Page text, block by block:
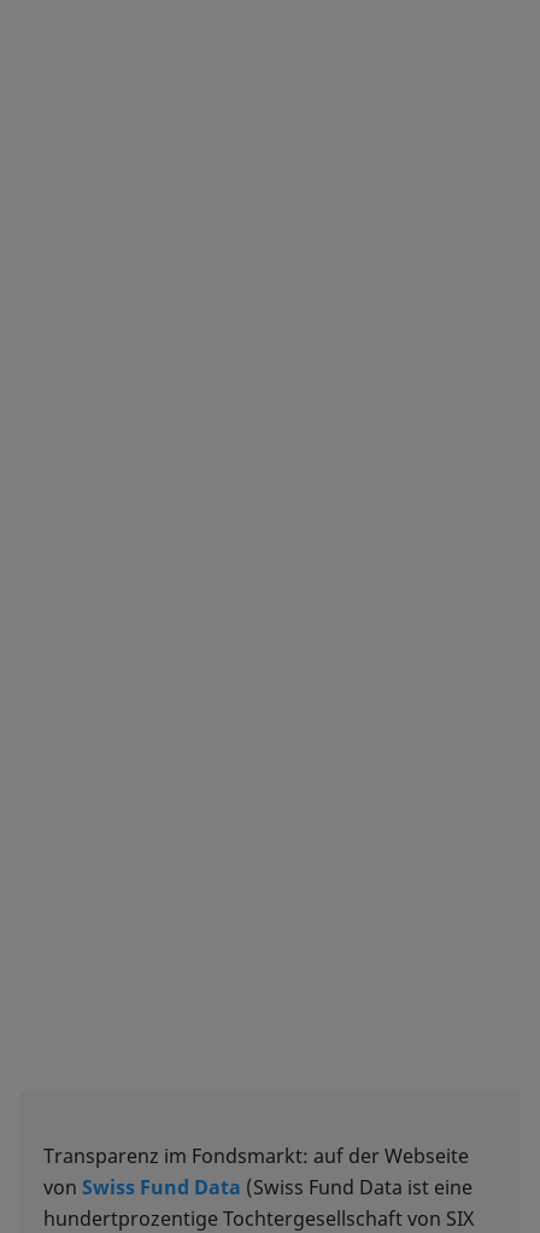
Transparenz im Fondsmarkt: auf der Webseite
von Swiss Fund Data (Swiss Fund Data ist eine
hundertprozentige Tochtergesellschaft von SIX